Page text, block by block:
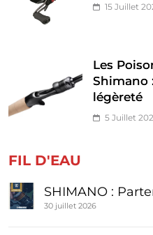
15 Juillet
Les
Shimano
légèreté
5 Juillet
FIL D'EAU
SHIMANO :
30 juillet 2026